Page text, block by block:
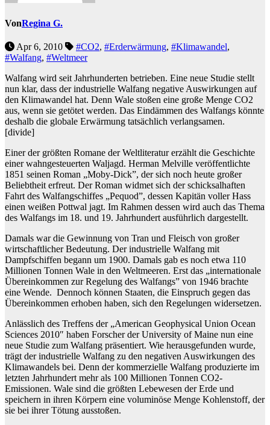
VonRegina G.
Apr 6, 2010 #CO2, #Erderwärmung, #Klimawandel,
#Walfang, #Weltmeer
Walfang wird seit Jahrhunderten betrieben. Eine neue Studie stellt
nun klar, dass der industrielle Walfang negative Auswirkungen auf
den Klimawandel hat. Denn Wale stoßen eine große Menge CO2
aus, wenn sie getötet werden. Das Eindämmen des Walfangs könnte
deshalb die globale Erwärmung tatsächlich verlangsamen.
[divide]
Einer der größten Romane der Weltliteratur erzählt die Geschichte
einer wahngesteuerten Waljagd. Herman Melville veröffentlichte
1851 seinen Roman „Moby-Dick”, der sich noch heute großer
Beliebtheit erfreut. Der Roman widmet sich der schicksalhaften
Fahrt des Walfangschiffes „Pequod”, dessen Kapitän voller Hass
einen weißen Pottwal jagt. Im Rahmen dessen wird auch das Thema
des Walfangs im 18. und 19. Jahrhundert ausführlich dargestellt.
Damals war die Gewinnung von Tran und Fleisch von großer
wirtschaftlicher Bedeutung. Der industrielle Walfang mit
Dampfschiffen begann um 1900. Damals gab es noch etwa 110
Millionen Tonnen Wale in den Weltmeeren. Erst das „internationale
Übereinkommen zur Regelung des Walfangs” von 1946 brachte
eine Wende. Dennoch können Staaten, die Einspruch gegen das
Übereinkommen erhoben haben, sich den Regelungen widersetzen.
Anlässlich des Treffens der „American Geophysical Union Ocean
Sciences 2010″ haben Forscher der University of Maine nun eine
neue Studie zum Walfang präsentiert. Wie herausgefunden wurde,
trägt der industrielle Walfang zu den negativen Auswirkungen des
Klimawandels bei. Denn der kommerzielle Walfang produzierte im
letzten Jahrhundert mehr als 100 Millionen Tonnen CO2-
Emissionen. Wale sind die größten Lebewesen der Erde und
speichern in ihren Körpern eine voluminöse Menge Kohlenstoff, der
sie bei ihrer Tötung ausstoßen.